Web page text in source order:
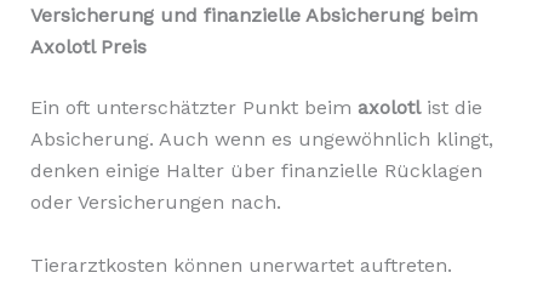
Versicherung und finanzielle Absicherung beim
Axolotl Preis
Ein oft unterschätzter Punkt beim axolotlist die
Absicherung. Auch wenn es ungewöhnlich klingt,
denken einige Halter über finanzielle Rücklagen
oder Versicherungen nach.
Tierarztkosten können unerwartet auftreten.